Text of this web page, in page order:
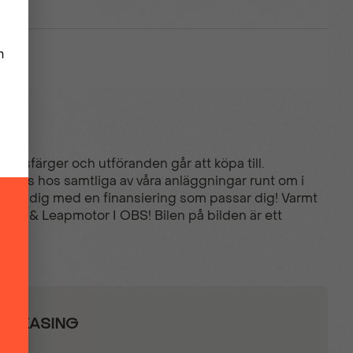
och utföranden går att köpa till.
hos samtliga av våra anläggningar runt om i
dig med en finansiering som passar dig! Varmt
& Leapmotor I OBS! Bilen på bilden är ett